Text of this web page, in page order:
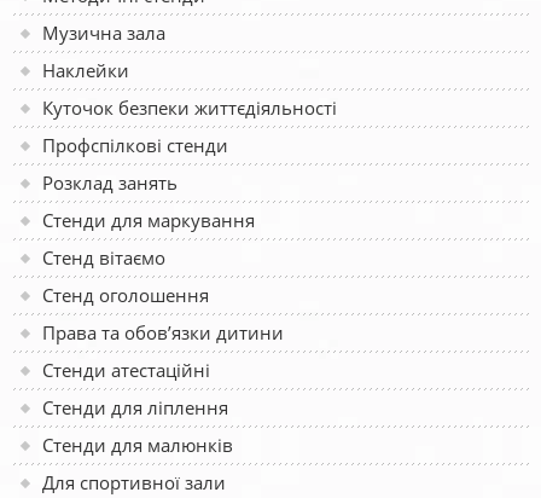
Музична зала
Наклейки
Куточок безпеки життєдіяльності
Профспілкові стенди
Розклад занять
Стенди для маркування
Стенд вітаємо
Стенд оголошення
Права та обов’язки дитини
Стенди атестаційні
Стенди для ліплення
Стенди для малюнків
Для спортивної зали